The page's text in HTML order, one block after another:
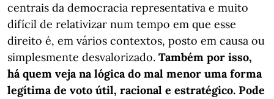
centrais da democracia representativa e muito
difícil de relativizar num tempo em que esse
direito é, em vários contextos, posto em causa ou
simplesmente desvalorizado. Também por isso,
há quem veja na lógica do mal menor uma forma
legítima de voto útil, racional e estratégico. Pode